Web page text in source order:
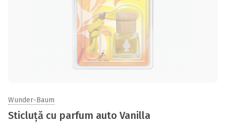
Wunder-Baum
Sticluță cu parfum auto Vanilla